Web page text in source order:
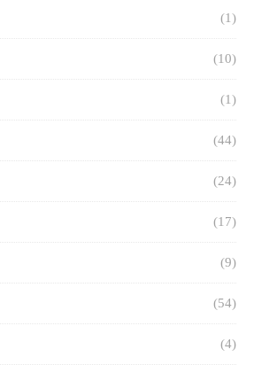
(1)
(10)
(1)
(44)
(24)
(17)
(9)
(54)
(4)